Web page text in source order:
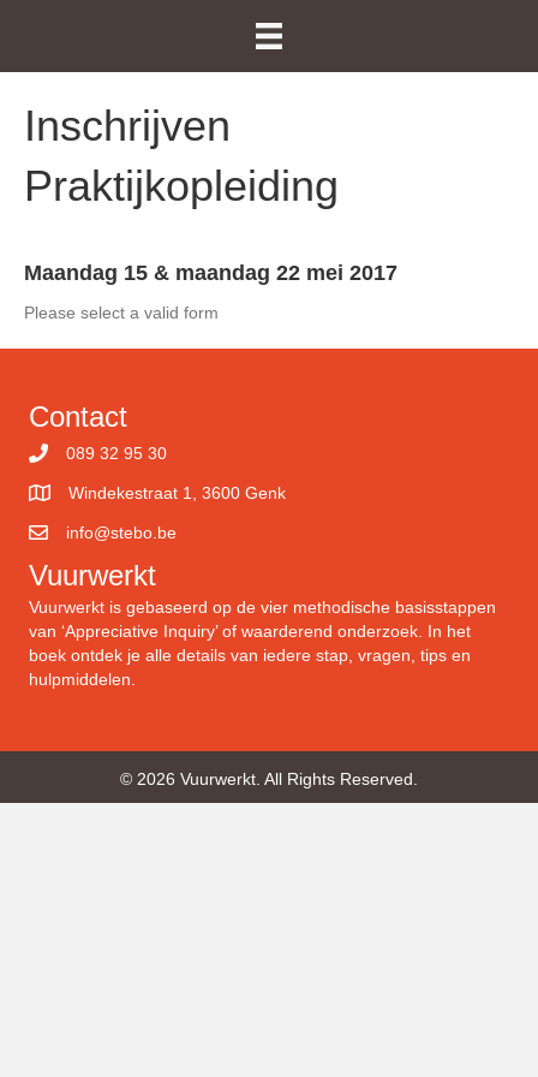
Inschrijven
Praktijkopleiding
Maandag 15 & maandag 22 mei 2017
Please select a valid form
Contact
089 32 95 30
Windekestraat 1, 3600 Genk
info@stebo.be
Vuurwerkt
Vuurwerkt is gebaseerd op de vier methodische basisstappen
van ‘Appreciative Inquiry’ of waarderend onderzoek. In het
boek ontdek je alle details van iedere stap, vragen, tips en
hulpmiddelen.
© 2026 Vuurwerkt. All Rights Reserved.